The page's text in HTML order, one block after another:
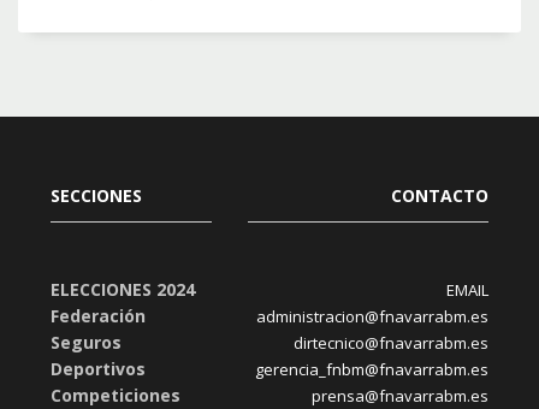
SECCIONES
ELECCIONES 2024
Federación
Seguros
Deportivos
Competiciones
CONTACTO
EMAIL
administracion@fnavarrabm.es
dirtecnico@fnavarrabm.es
gerencia_fnbm@fnavarrabm.es
prensa@fnavarrabm.es